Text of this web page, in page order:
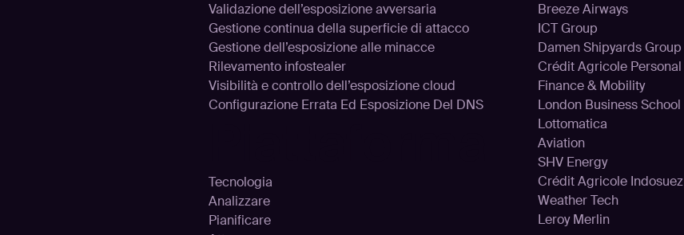
Validazione dell’esposizione avversaria
Gestione continua della superficie di attacco
Gestione dell’esposizione alle minacce
Rilevamento infostealer
Visibilità e controllo dell’esposizione cloud
Configurazione Errata Ed Esposizione Del DNS
Tecnologia
Analizzare
Pianificare
Breeze Airways
ICT Group
Damen Shipyards Group
Crédit Agricole Personal
Finance & Mobility
London Business School
Lottomatica
Aviation
SHV Energy
Crédit Agricole Indosuez
Weather Tech
Leroy Merlin